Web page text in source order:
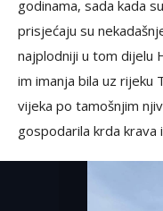
godinama, sada kada
prisjećaju su
najplodniji u tom dijelu
im imanja bila uz rijeku
vijeka po tamošnjim
gospodarila krda krava